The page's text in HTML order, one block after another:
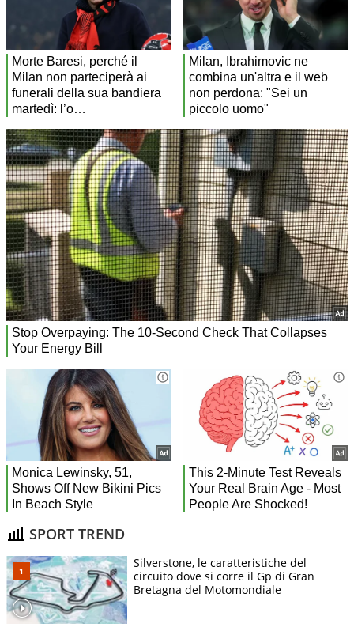
SPORT TREND
Silverstone, le caratteristiche del
circuito dove si corre il Gp di Gran
Bretagna del Motomondiale